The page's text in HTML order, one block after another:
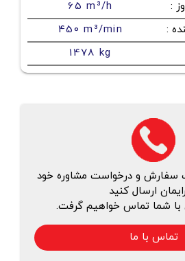
:
65 m³/h
:
450 m³/min
1478 kg
سفارش و درخواست مشاوره خود
ارسال کنید
با شما تماس خواهیم گرفت.
تماس با ما